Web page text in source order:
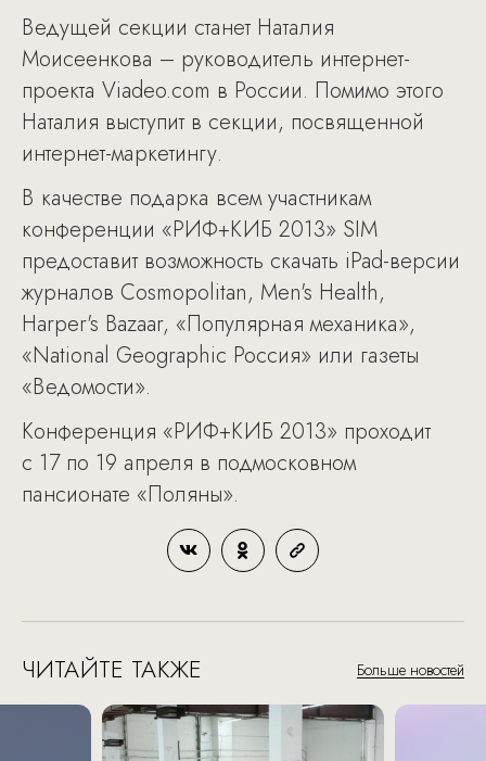
Ведущей секции станет Наталия
Моисеенкова – руководитель интернет-
проекта Viadeo.com в России. Помимо этого
Наталия выступит в секции, посвященной
интернет-маркетингу.
В качестве подарка всем участникам
конференции «РИФ+КИБ 2013» SIM
предоставит возможность скачать iPad-версии
журналов Cosmopolitan, Men's Health,
Harper's Bazaar, «Популярная механика»,
«National Geographic Россия» или газеты
«Ведомости».
Конференция «РИФ+КИБ 2013» проходит
с 17 по 19 апреля в подмосковном
пансионате «Поляны».
ЧИТАЙТЕ ТАКЖЕ Больше новостей